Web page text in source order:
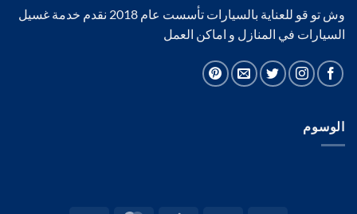
وش تو قو للعناية بالسيارات تأسست عام 2018 نقدم خدمة غسيل
السيارات في المنازل و اماكن العمل
الوسوم